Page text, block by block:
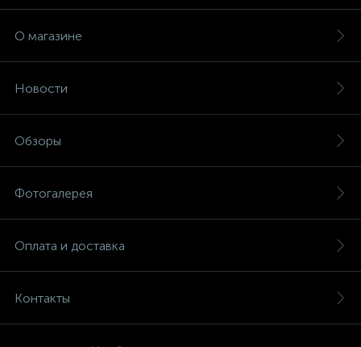
О магазине
Новости
Обзоры
Фотогалерея
Оплата и доставка
Контакты